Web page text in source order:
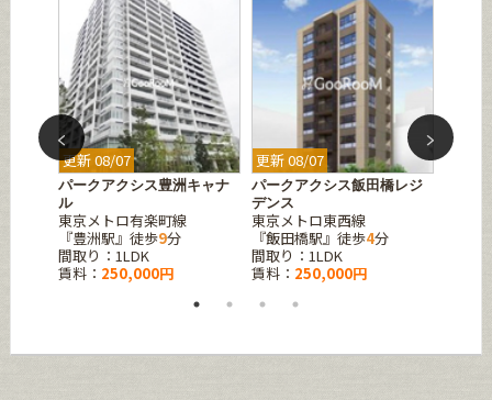
更新 08/07
パークアクシス豊洲キャナ
ル
東京メトロ有楽町線
『豊洲駅』徒歩9分
間取り：1LDK
賃料： 250,000円
更新 08/07
パークアクシス飯田橋レジ
デンス
東京メトロ東西線
『飯田橋駅』徒歩4分
間取り：1LDK
賃料： 250,000円